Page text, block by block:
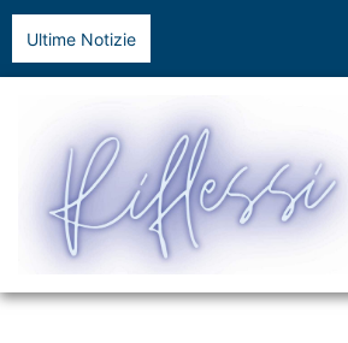
Ultime Notizie